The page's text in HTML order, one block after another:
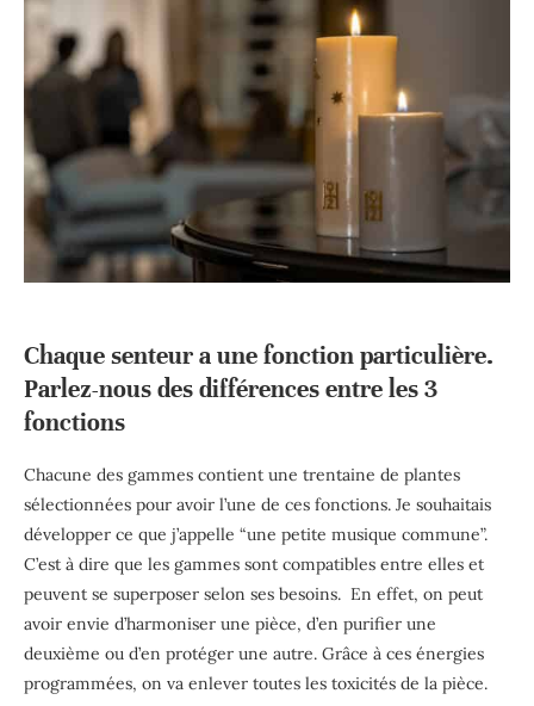
Chaque senteur a une fonction particulière.
Parlez-nous des différences entre les 3
fonctions
Chacune des gammes contient une trentaine de plantes
sélectionnées pour avoir l’une de ces fonctions. Je souhaitais
développer ce que j’appelle “une petite musique commune”.
C’est à dire que les gammes sont compatibles entre elles et
peuvent se superposer selon ses besoins. En effet, on peut
avoir envie d’harmoniser une pièce, d’en purifier une
deuxième ou d’en protéger une autre. Grâce à ces énergies
programmées, on va enlever toutes les toxicités de la pièce.